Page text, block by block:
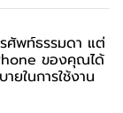
ศัพท์ธรรมดา แต่
ของคุณได้
ยในการใช้งาน